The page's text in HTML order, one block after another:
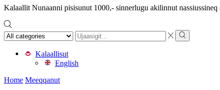
Kalaallit Nunaanni pisisunut 1000,- sinnerlugu akilinnut nassiussineq
Search
input
Search
Kalaallisut
English
Home Meeqqanut